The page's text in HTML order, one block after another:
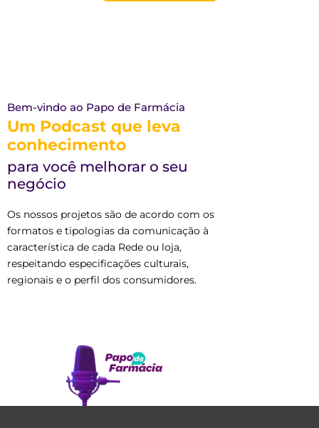
Bem-vindo ao Papo de Farmácia
Um Podcast que leva
conhecimento
para você melhorar o seu
negócio
Os nossos projetos são de acordo com os
formatos e tipologias da comunicação à
característica de cada Rede ou loja,
respeitando especificações culturais,
regionais e o perfil dos consumidores.